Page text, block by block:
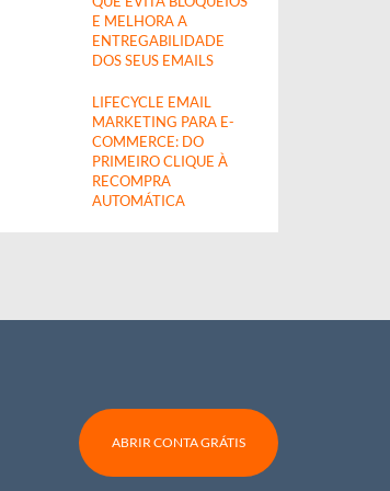
E MELHORA A
ENTREGABILIDADE
DOS SEUS EMAILS
LIFECYCLE EMAIL
MARKETING PARA E-
COMMERCE: DO
PRIMEIRO CLIQUE À
RECOMPRA
AUTOMÁTICA
ABRIR CONTA GRÁTIS